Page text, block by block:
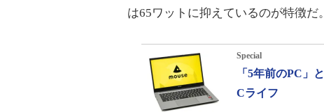
は65ワットに抑えているのが特徴だ。
Special
「5年前のPC」
Cライフ